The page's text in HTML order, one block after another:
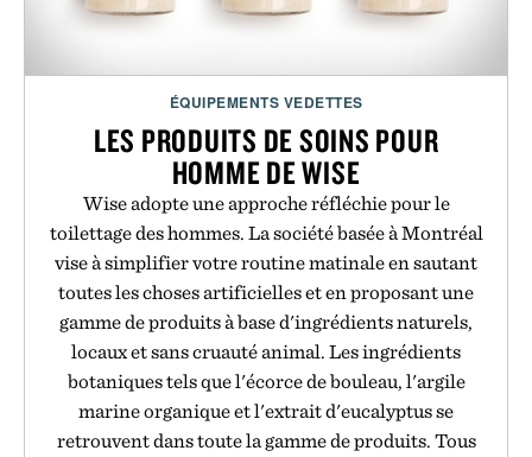
ÉQUIPEMENTS VEDETTES
LES PRODUITS DE SOINS POUR
HOMME DE WISE
Wise adopte une approche réfléchie pour le
toilettage des hommes. La société basée à Montréal
vise à simplifier votre routine matinale en sautant
toutes les choses artificielles et en proposant une
gamme de produits à base d'ingrédients naturels,
locaux et sans cruauté animal. Les ingrédients
botaniques tels que l'écorce de bouleau, l'argile
marine organique et l'extrait d'eucalyptus se
retrouvent dans toute la gamme de produits. Tous